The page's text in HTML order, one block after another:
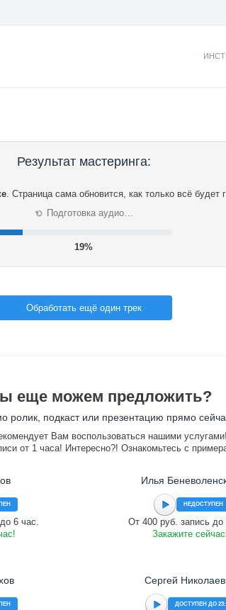
Результат мастеринга:
. Страница сама обновится, как только всё будет
⟳ Подготовка аудио…
20%
Обработать ещё один трек
еще можем предложить?
ролик, подкаст или презентацию прямо
Вам воспользоваться нашими
от 1 часа! Интересно?! Ознакомьтесь с
6 час.
Илья
НЕДОСТУПЕН
От 400 руб. запись до
Закажите
Сергей
ДОСТУПЕН ДО